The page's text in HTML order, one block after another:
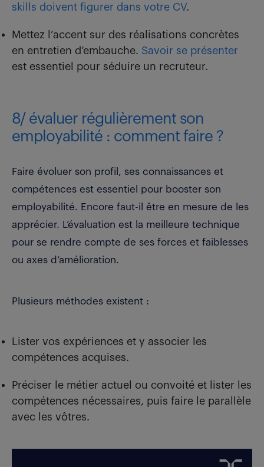
skills doivent figurer dans votre CV.
Mettez l’accent sur des réalisations concrètes
en entretien d’embauche. Savoir se présenter
est essentiel pour séduire un recruteur.
8/ évaluer régulièrement son
employabilité : comment faire ?
Faire évoluer son profil, ses connaissances et
compétences est essentiel pour booster son
employabilité. Encore faut-il être en mesure de les
apprécier. L’évaluation est la meilleure technique
pour se rendre compte de ses forces et faiblesses
ou axes d’amélioration.
Plusieurs méthodes existent :
Lister vos expériences et y associer les
compétences acquises.
Préciser le métier actuel ou convoité et lister les
compétences nécessaires, puis faire le parallèle
avec les vôtres.